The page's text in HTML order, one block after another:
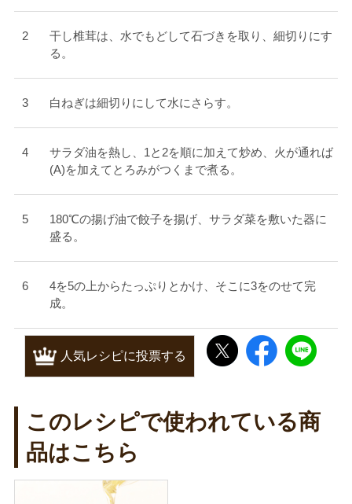
干し椎茸は、水でもどして石づきを取り、細切りにす
る。
白ねぎは細切りにして水にさらす。
サラダ油を熱し、1と2を順に加えて炒め、火が通れば
(A)を加えてとろみがつくまで煮る。
180℃の揚げ油で餃子を揚げ、サラダ菜を敷いた器に
盛る。
4を5の上からたっぷりとかけ、そこに3をのせて完
成。
人気レシピに投票する
このレシピで使われている商
品はこちら